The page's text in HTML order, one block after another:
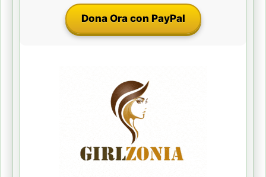
Dona Ora con PayPal